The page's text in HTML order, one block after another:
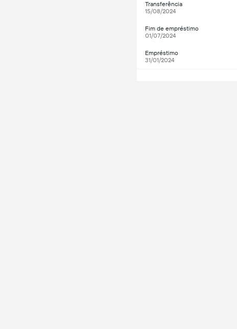
Transferência
15/08/2024
Fim de empréstimo
01/07/2024
Empréstimo
31/01/2024